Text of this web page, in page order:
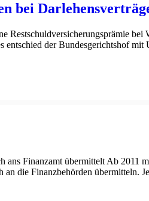
bei
Restschuldversicherungsprämie
entschied der Bundesgerichtshof
ans Finanzamt übermittelt Ab 2011
an die Finanzbehörden